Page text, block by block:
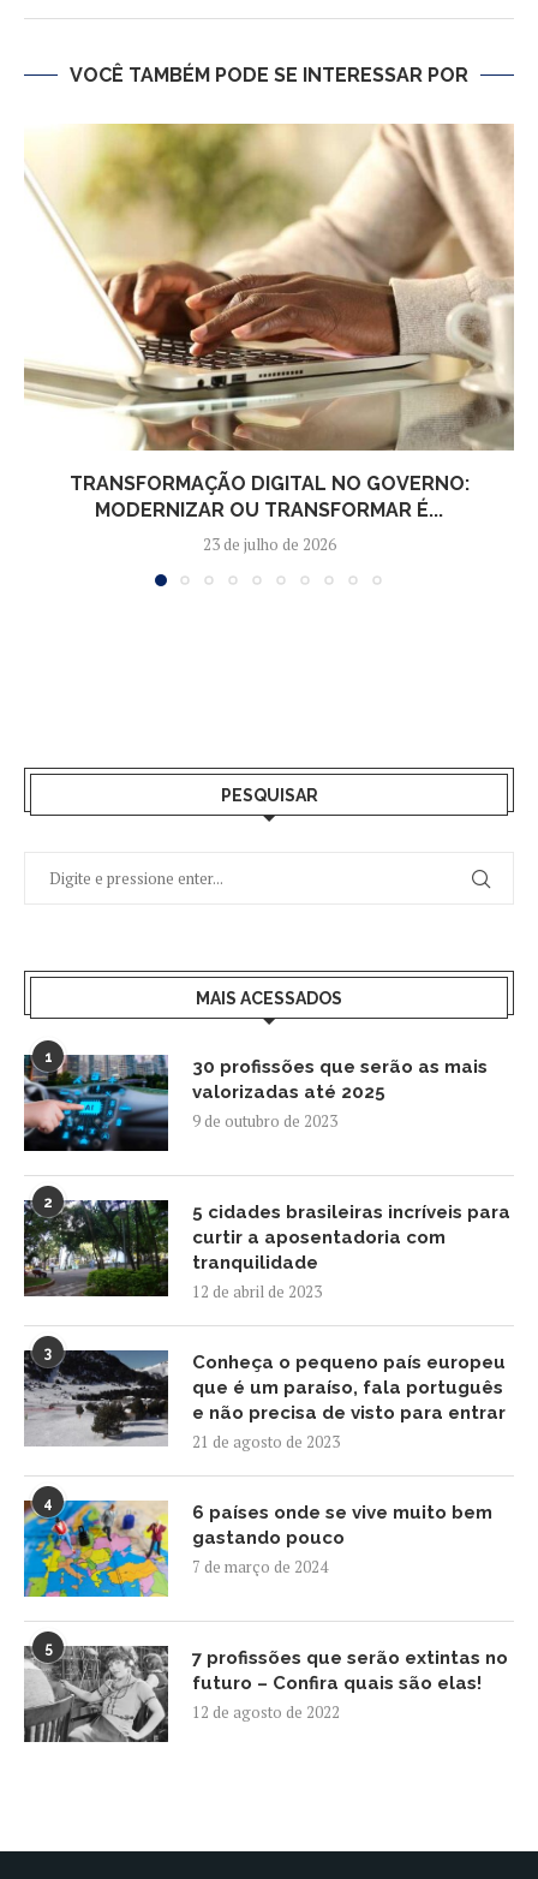
VOCÊ TAMBÉM PODE SE INTERESSAR POR
TRANSFORMAÇÃO DIGITAL NO GOVERNO:
MODERNIZAR OU TRANSFORMAR É...
23 de julho de 2026
PESQUISAR
MAIS ACESSADOS
1
30 profissões que serão as mais
valorizadas até 2025
9 de outubro de 2023
2
5 cidades brasileiras incríveis para
curtir a aposentadoria com
tranquilidade
12 de abril de 2023
3
Conheça o pequeno país europeu
que é um paraíso, fala português
e não precisa de visto para entrar
21 de agosto de 2023
4
6 países onde se vive muito bem
gastando pouco
7 de março de 2024
5
7 profissões que serão extintas no
futuro – Confira quais são elas!
12 de agosto de 2022